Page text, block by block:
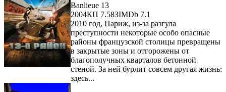
Banlieue 13
2004КП 7.583IMDb 7.1
2010 год, Париж, из-за разгула
преступности некоторые особо опасные
районы французской столицы превращены
в закрытые зоны и отгорожены от
благополучных кварталов бетонной
стеной. За ней бурлит совсем другая жизнь:
здесь...